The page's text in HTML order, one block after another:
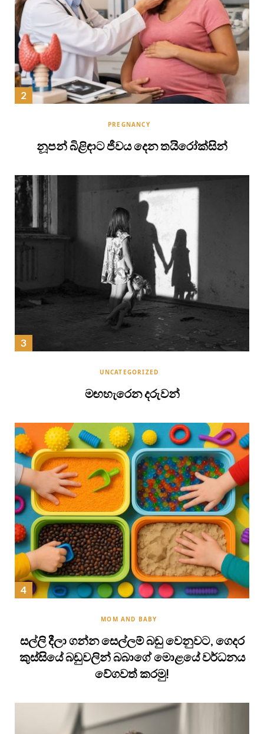
PREGNANCY
නූපන් බිළිඳාට ජීවය දෙන තයිරෝක්සින්
UNCATEGORIZED
මඟහැරෙන දරුවන්
MOM AND BABY
සල්ලි දීලා ගන්න සෙල්ලම් බඩු වෙනුවට, ගෙදර
කුස්සියේ බඩුවලින් බබාගේ මොළයේ වර්ධනය
වේගවත් කරමු!